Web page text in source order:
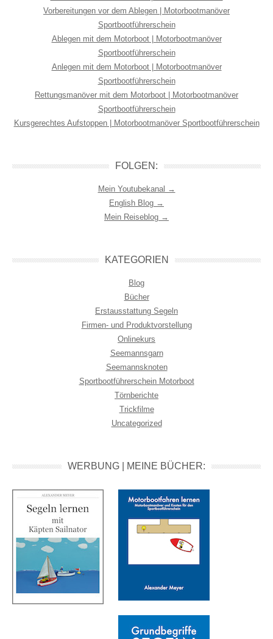
Vorbereitungen vor dem Ablegen | Motorbootmanöver
Sportbootführerschein
Ablegen mit dem Motorboot | Motorbootmanöver
Sportbootführerschein
Anlegen mit dem Motorboot | Motorbootmanöver
Sportbootführerschein
Rettungsmanöver mit dem Motorboot | Motorbootmanöver
Sportbootführerschein
Kursgerechtes Aufstoppen | Motorbootmanöver Sportbootführerschein
FOLGEN:
Mein Youtubekanal →
English Blog →
Mein Reiseblog →
KATEGORIEN
Blog
Bücher
Erstausstattung Segeln
Firmen- und Produktvorstellung
Onlinekurs
Seemannsgarn
Seemannsknoten
Sportbootführerschein Motorboot
Törnberichte
Trickfilme
Uncategorized
WERBUNG | MEINE BÜCHER: